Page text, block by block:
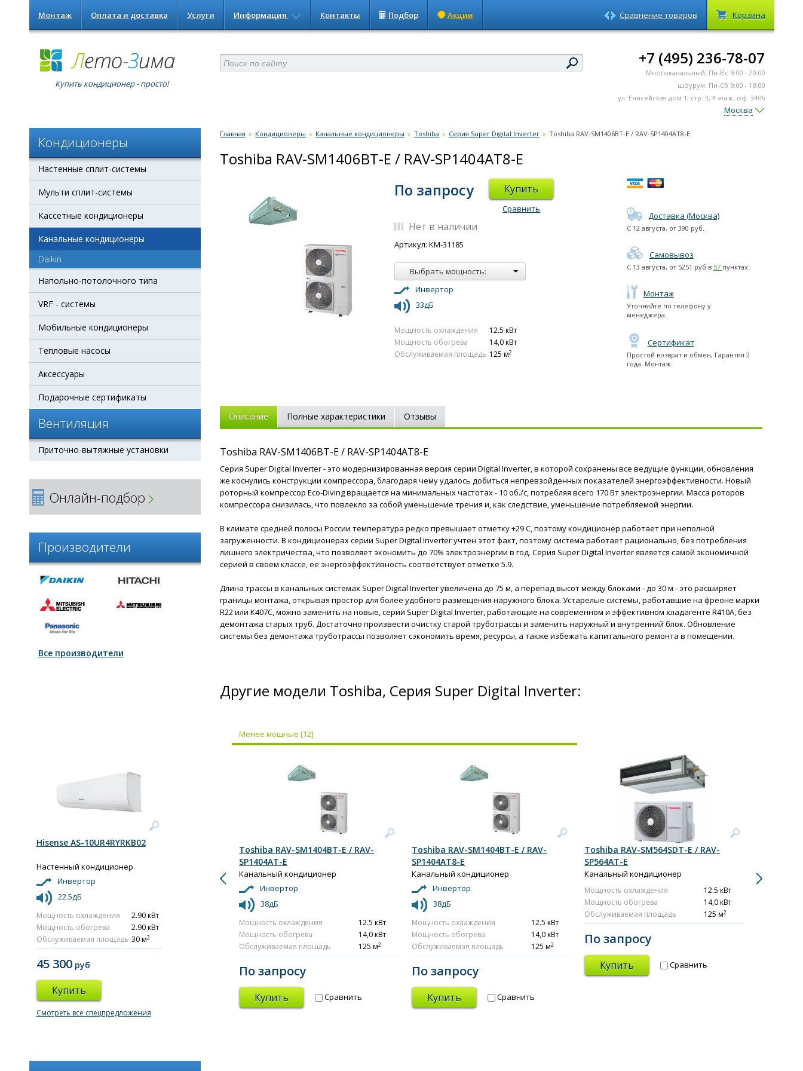
Сравнение товаров Корзина
Монтаж Оплата и доставка Услуги Информация Контакты Подбор Акции
Купить кондиционер - просто!
+7 (495) 236-78-07
Многоканальный, Пн-Вс 9:00 - 20:00
шоурум: Пн-Сб 9:00 - 18:00
ул. Енисейская дом 1, стр. 3, 4 этаж, оф. 3406
Москва
Кондиционеры
Настенные сплит-системы
Мульти сплит-системы
Кассетные кондиционеры
Канальные кондиционеры
Daikin
Напольно-потолочного типа
VRF - системы
Мобильные кондиционеры
Тепловые насосы
Аксессуары
Подарочные сертификаты
Вентиляция
Приточно-вытяжные установки
Главная » Кондиционеры » Канальные кондиционеры » Toshiba » Серия Super Digital Inverter » Toshiba RAV-SM1406BT-E / RAV-SP1404AT8-E
Toshiba RAV-SM1406BT-E / RAV-SP1404AT8-E
По запросу
Купить
Сравнить
Нет в наличии
Артикул: КМ-31185
Выбрать мощность:
Инвертор
33дБ
Мощность охлаждения
12.5 кВт
Мощность обогрева
14,0 кВт
Обслуживаемая площадь 125 м2
Доставка (Москва)
С 12 августа, от 390 руб.
Самовывоз
С 13 августа, от 5251 руб в 57 пунктах.
Монтаж
Уточняйте по телефону у
менеджера.
Сертификат
Простой возврат и обмен, Гарантия 2
года. Монтаж
Описание Полные характеристики Отзывы
Toshiba RAV-SM1406BT-E / RAV-SP1404AT8-E
Серия Super Digital Inverter - это модернизированная версия серии Digital Inverter, в которой сохранены все ведущие функции, обновления
же коснулись конструкции компрессора, благодаря чему удалось добиться непревзойденных показателей энергоэффективности. Новый
роторный компрессор Eco-Diving вращается на минимальных частотах - 10 об./с, потребляя всего 170 Вт электроэнергии. Масса роторов
компрессора снизилась, что повлекло за собой уменьшение трения и, как следствие, уменьшение потребляемой энергии.
В климате средней полосы России температура редко превышает отметку +29 C, поэтому кондиционер работает при неполной
загруженности. В кондиционерах серии Super Digital Inverter учтен этот факт, поэтому система работает рационально, без потребления
лишнего электричества, что позволяет экономить до 70% электроэнергии в год. Серия Super Digital Inverter является самой экономичной
серией в своем классе, ее энергоэффективность соответствует отметке 5.9.
Длина трассы в канальных системах Super Digital Inverter увеличена до 75 м, а перепад высот между блоками - до 30 м - это расширяет
границы монтажа, открывая простор для более удобного размещения наружного блока. Устарелые системы, работавшие на фреоне марки
R22 или К407С, можно заменить на новые, серии Super Digital Inverter, работающие на современном и эффективном хладагенте R410A, без
демонтажа старых труб. Достаточно произвести очистку старой труботрассы и заменить наружный и внутренний блок. Обновление
системы без демонтажа труботрассы позволяет сэкономить время, ресурсы, а также избежать капитального ремонта в помещении.
Другие модели Toshiba, Серия Super Digital Inverter:
Менее мощные [12]
Toshiba RAV-SM1404BT-E / RAV-
SP1404AT-E
Канальный кондиционер
Инвертор
38дБ
Мощность охлаждения
12.5 кВт
Мощность обогрева
14,0 кВт
Обслуживаемая площадь
125 м2
По запросу
Купить Сравнить
Toshiba RAV-SM1404BT-E / RAV-
SP1404AT8-E
Канальный кондиционер
Инвертор
38дБ
Мощность охлаждения
12.5 кВт
Мощность обогрева
14,0 кВт
Обслуживаемая площадь
125 м2
По запросу
Купить Сравнить
Toshiba RAV-SM564SDT-E / RAV-
SP564AT-E
Канальный кондиционер
Мощность охлаждения
12.5 кВт
Мощность обогрева
14,0 кВт
Обслуживаемая площадь
125 м2
По запросу
Купить Сравнить
Канальный
Онлайн-подбор
Производители
Все производители
Hisense AS-10UR4RYRKB02
Настенный кондиционер
Инвертор
22.5дБ
Мощность охлаждения
2.90 кВт
Мощность обогрева
2.90 кВт
Обслуживаемая площадь 30 м2
45 300руб
Купить
Смотреть все спецпредложения